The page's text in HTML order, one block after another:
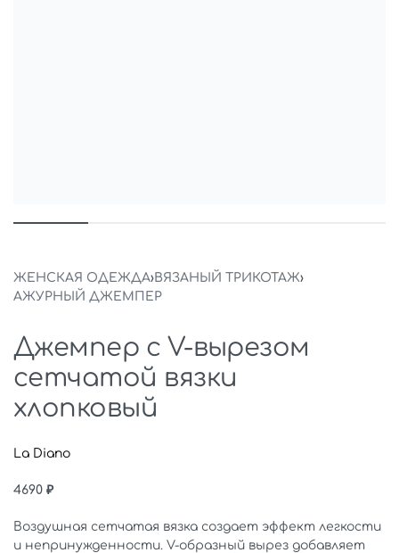
ЖЕНСКАЯ ОДЕЖДА›ВЯЗАНЫЙ ТРИКОТАЖ›
АЖУРНЫЙ ДЖЕМПЕР
Джемпер с V-вырезом
сетчатой вязки
хлопковый
La Diano
4690 ₽
Воздушная сетчатая вязка создает эффект легкости
и непринужденности. V-образный вырез добавляет